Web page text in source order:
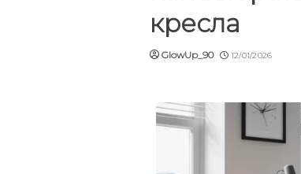
кресла
GlowUp_90 12/01/2026